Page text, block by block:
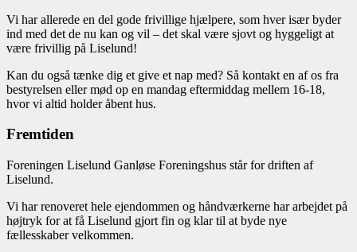
Vi har allerede en del gode frivillige hjælpere, som hver især byder
ind med det de nu kan og vil – det skal være sjovt og hyggeligt at
være frivillig på Liselund!
Kan du også tænke dig et give et nap med? Så kontakt en af os fra
bestyrelsen eller mød op en mandag eftermiddag mellem 16-18,
hvor vi altid holder åbent hus.
Fremtiden
Foreningen Liselund Ganløse Foreningshus står for driften af
Liselund.
Vi har renoveret hele ejendommen og håndværkerne har arbejdet på
højtryk for at få Liselund gjort fin og klar til at byde nye
fællesskaber velkommen.